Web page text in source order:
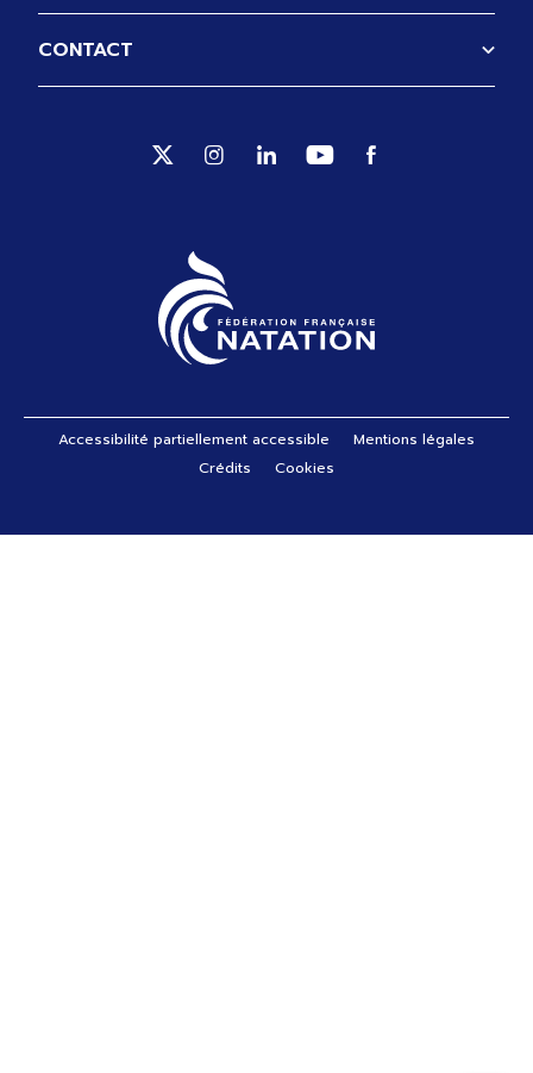
CONTACT
Suivez-nous sur Twitter (Ouverture
Suivez-nous sur Instagram
Suivez-nous sur Linkedin
Suivez-nous sur
Suivez-nous
Pied de page
Accessibilité partiellement accessible
Mentions légales
Crédits
Cookies